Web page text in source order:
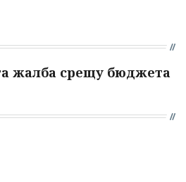
жалба срещу бюджета